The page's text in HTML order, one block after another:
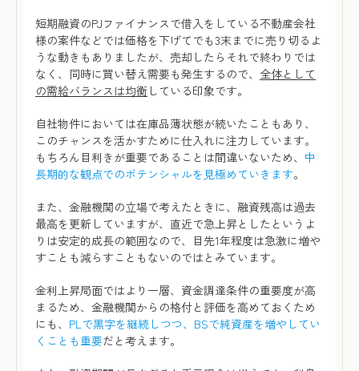
短期融資のPJファイナンスで借入をしている不動産会社
様の案件などでは価格を下げてでも3末までに売り切るよ
うな動きもありましたが、売却したらそれで終わりでは
なく、同時に買い替え需要も発生するので、 全体として
の需給バランスは均衡 している印象です。
自社物件においては在庫品薄状態が続いたこともあり、
このチャンスを活かすために仕入れに注力しています。
もちろん目利きが重要であることは間違いないため、 中
長期的な観点でのポテンシャルを見極めていきます。
また、金融機関の立場で考えたときに、融資残高は過去
最高を更新していますが、直近で急上昇としたというよ
りは安定的成長の範囲なので、目先1年程度は急激に増や
すことも減らすこともないのではとみています。
金利上昇局面ではより一層、資金調達条件の重要度が高
まるため、金融機関からの格付と評価を高めておくため
にも、 PLで黒字を継続しつつ、BSで純資産を増やしてい
くことも重要だと考えます。